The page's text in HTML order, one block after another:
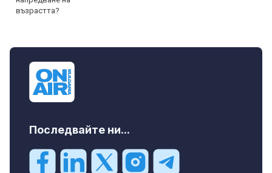
Последвайте ни...